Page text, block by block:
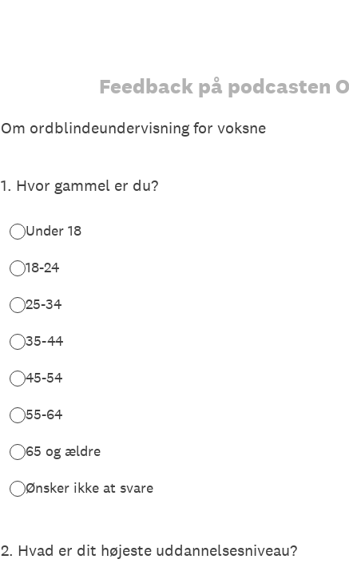
Feedback på podcasten
Om ordblindeundervisning for voksne
1. Hvor gammel er du?
Under 18
18-24
25-34
35-44
45-54
55-64
65 og ældre
Ønsker ikke at svare
2. Hvad er dit højeste uddannelsesniveau?